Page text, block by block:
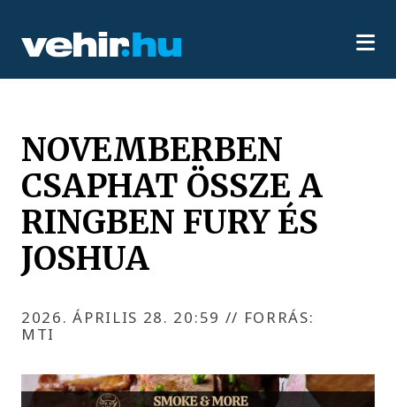
NOVEMBERBEN
CSAPHAT ÖSSZE A
RINGBEN FURY ÉS
JOSHUA
2026. ÁPRILIS 28. 20:59 // FORRÁS:
MTI